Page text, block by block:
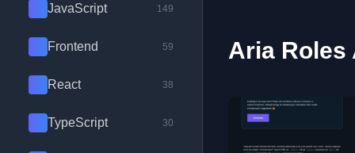
JavaScript 149
Frontend 59
React 38
TypeScript 30
Aria Roles